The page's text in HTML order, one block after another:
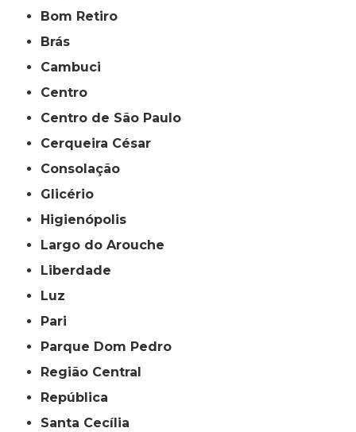
Bom Retiro
Brás
Cambuci
Centro
Centro de São Paulo
Cerqueira César
Consolação
Glicério
Higienópolis
Largo do Arouche
Liberdade
Luz
Pari
Parque Dom Pedro
Região Central
República
Santa Cecília